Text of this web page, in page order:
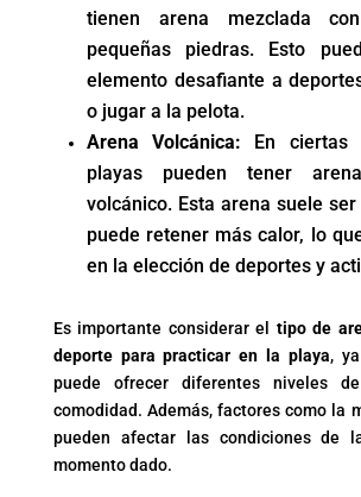
tienen arena mezclada
pequeñas piedras. Esto
elemento desafiante a
o jugar a la pelota.
Arena Volcánica: En ciertas
playas pueden tener
volcánico. Esta arena suele
puede retener más calor, lo
en la elección de deportes y
Es importante considerar el tipo de
deporte para practicar en la playa,
puede ofrecer diferentes niveles
comodidad. Además, factores como la
pueden afectar las condiciones de
momento dado.